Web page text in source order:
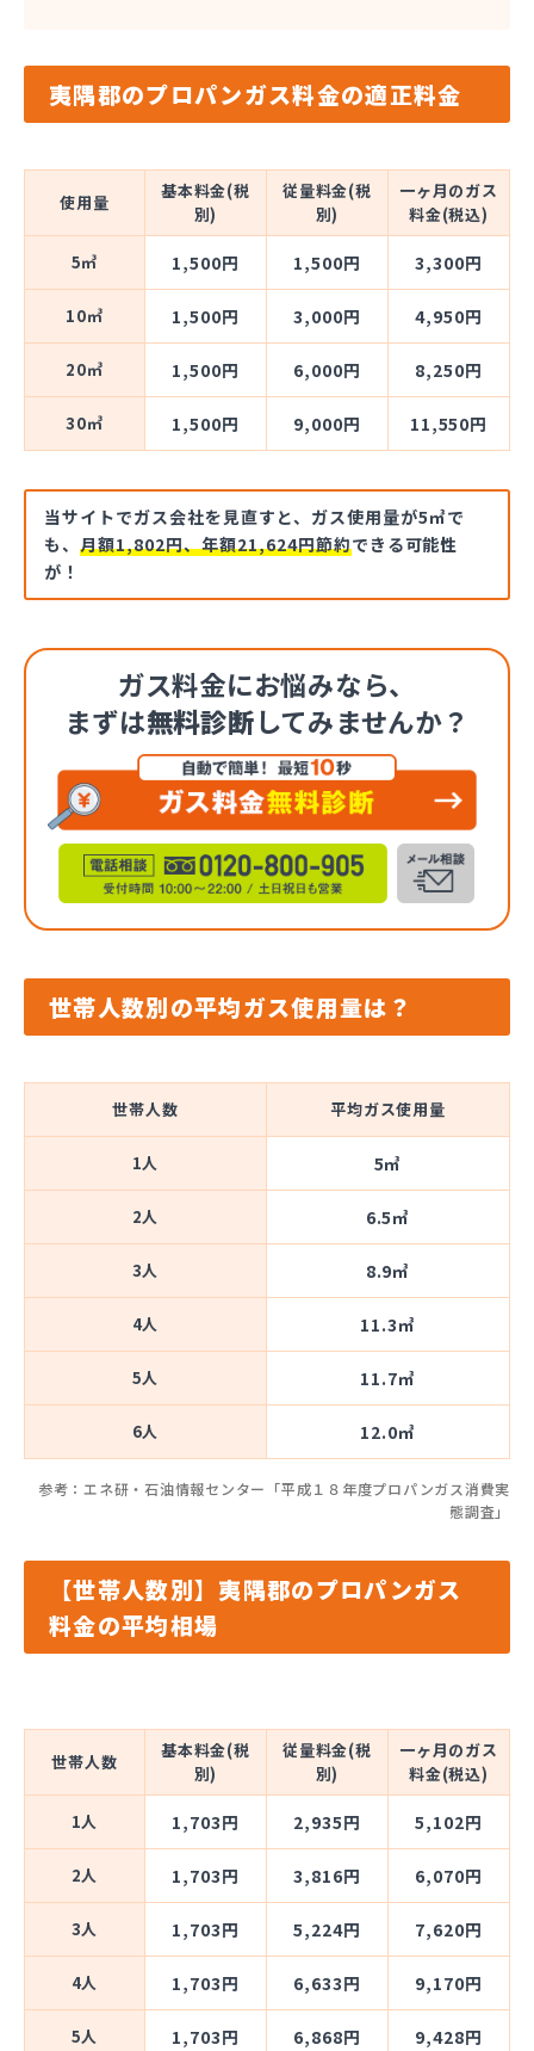
夷隅郡のプロパンガス料金の適正料金
使用量
基本料金(税
別)
従量料金(税
別)
一ヶ月のガス
料金(税込)
5㎥ 1,500円 1,500円 3,300円
10㎥ 1,500円 3,000円 4,950円
20㎥ 1,500円 6,000円 8,250円
30㎥ 1,500円 9,000円 11,550円
当サイトでガス会社を見直すと、ガス使用量が5㎥で
も、 月額1,802円、年額21,624円節約できる可能性
が！
ガス料金にお悩みなら、
まずは無料診断してみませんか？
世帯人数別の平均ガス使用量は？
世帯人数 平均ガス使用量
1人 5㎥
2人 6.5㎥
3人 8.9㎥
4人 11.3㎥
5人 11.7㎥
6人 12.0㎥
参考：エネ研・石油情報センター「平成１８年度プロパンガス消費実
態調査」
【世帯人数別】夷隅郡のプロパンガス
料金の平均相場
世帯人数
基本料金(税
別)
従量料金(税
別)
一ヶ月のガス
料金(税込)
1人 1,703円 2,935円 5,102円
2人 1,703円 3,816円 6,070円
3人 1,703円 5,224円 7,620円
4人 1,703円 6,633円 9,170円
5人 1,703円 6,868円 9,428円